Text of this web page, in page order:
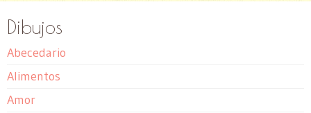
Dibujos
Abecedario
Alimentos
Amor